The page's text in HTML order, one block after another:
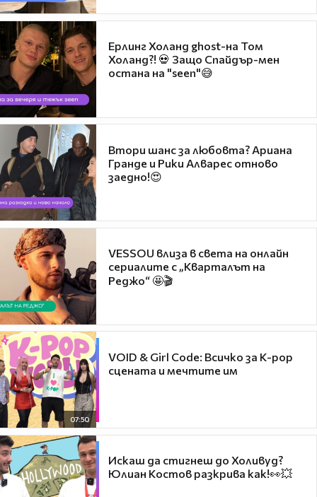
Ерлинг Холанд ghost-на Том
Холанд?! 💀 Защо Спайдър-мен
остана на "seen"😅
Втори шанс за любовта? Ариана
Гранде и Рики Алварес отново
заедно!😍
VESSOU влиза в света на онлайн
сериалите с „Кварталът на
Реджо“ 🤩🎬
07:50
VOID & Girl Code: Всичко за K-pop
сцената и мечтите им
Искаш да стигнеш до Холивуд?
Юлиан Костов разкрива как!👀💥